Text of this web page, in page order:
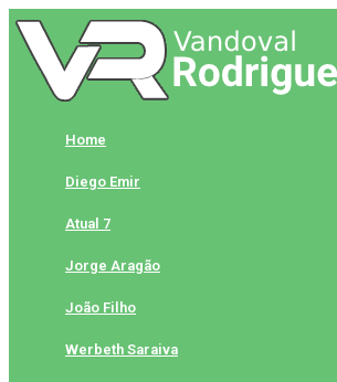
Skip
to
content
Home
Diego Emir
Atual 7
Jorge Aragão
João Filho
Werbeth Saraiva